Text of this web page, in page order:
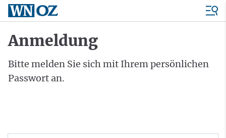
Anmeldung
Bitte melden Sie sich mit Ihrem persönlichen
Passwort an.